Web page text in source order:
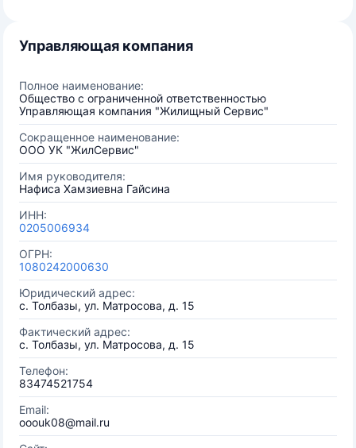
Управляющая компания
Полное наименование:
Общество с ограниченной ответственностью
Управляющая компания "Жилищный Сервис"
Сокращенное наименование:
ООО УК "ЖилСервис"
Имя руководителя:
Нафиса Хамзиевна Гайсина
ИНН:
0205006934
ОГРН:
1080242000630
Юридический адрес:
с. Толбазы, ул. Матросова, д. 15
Фактический адрес:
с. Толбазы, ул. Матросова, д. 15
Телефон:
83474521754
Email:
ooouk08@mail.ru